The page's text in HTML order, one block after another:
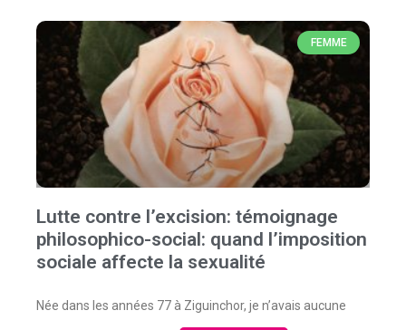
FEMME
Lutte contre l’excision: témoignage
philosophico-social: quand l’imposition
sociale affecte la sexualité
Née dans les années 77 à Ziguinchor, je n’avais aucune